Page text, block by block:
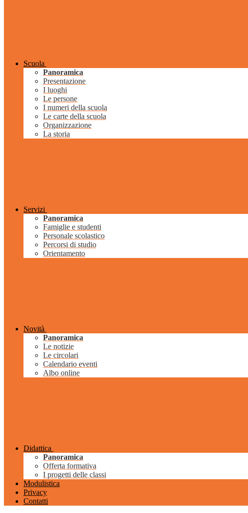
Scuola
Panoramica
Presentazione
I luoghi
Le persone
I numeri della scuola
Le carte della scuola
Organizzazione
La storia
Servizi
Panoramica
Famiglie e studenti
Personale scolastico
Percorsi di studio
Orientamento
Novità
Panoramica
Le notizie
Le circolari
Calendario eventi
Albo online
Didattica
Panoramica
Offerta formativa
I progetti delle classi
Modulistica
Privacy
Contatti